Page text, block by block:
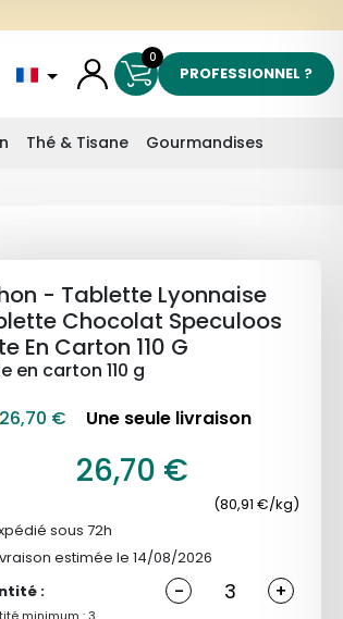
0
PROFESSIONNEL ?
Thé & Tisane Gourmandises
- Tablette Lyonnaise
Chocolat Speculoos
En Carton 110 G
en carton 110 g
€
Une seule livraison
26,70 €
(80,91 €/kg)
sous 72h
estimée le 14/08/2026
:
- +